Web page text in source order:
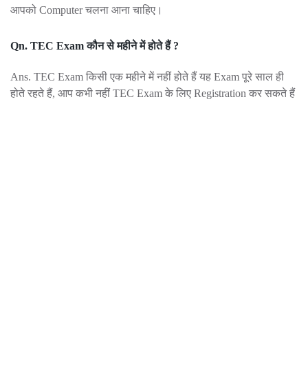
आपको Computer चलना आना चाहिए।
Qn. TEC Exam कौन से महीने में होते हैं ?
Ans. TEC Exam किसी एक महीने में नहीं होते हैं यह Exam पूरे साल ही
होते रहते हैं, आप कभी नहीं TEC Exam के लिए Registration कर सकते हैं